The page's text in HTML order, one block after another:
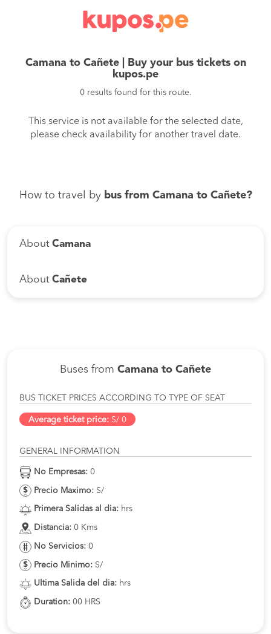
Camana to Cañete | Buy your bus tickets on
kupos.pe
0 results found for this route.
This service is not available for the selected date,
please check availability for another travel date.
How to travel by bus from Camana to Cañete?
About Camana
About Cañete
Buses from Camana to Cañete
BUS TICKET PRICES ACCORDING TO TYPE OF SEAT
Average ticket price: S/ 0
GENERAL INFORMATION
No Empresas: 0
Precio Maximo: S/
Primera Salidas al dia: hrs
Distancia: 0 Kms
No Servicios: 0
Precio Minimo: S/
Ultima Salida del dia: hrs
Duration: 00 HRS